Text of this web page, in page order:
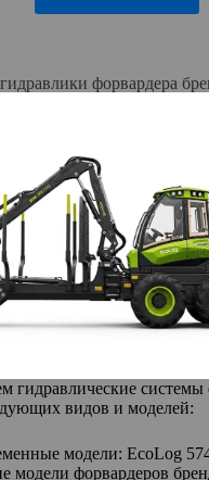
форвардера
гидравлические системы
видов и моделей:
модели: EcoLog
модели форвардеров